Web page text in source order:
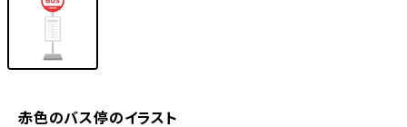
赤色のバス停のイラスト